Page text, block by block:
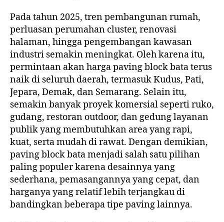
Pada tahun 2025, tren pembangunan rumah,
perluasan perumahan cluster, renovasi
halaman, hingga pengembangan kawasan
industri semakin meningkat. Oleh karena itu,
permintaan akan harga paving block bata terus
naik di seluruh daerah, termasuk Kudus, Pati,
Jepara, Demak, dan Semarang. Selain itu,
semakin banyak proyek komersial seperti ruko,
gudang, restoran outdoor, dan gedung layanan
publik yang membutuhkan area yang rapi,
kuat, serta mudah di rawat. Dengan demikian,
paving block bata menjadi salah satu pilihan
paling populer karena desainnya yang
sederhana, pemasangannya yang cepat, dan
harganya yang relatif lebih terjangkau di
bandingkan beberapa tipe paving lainnya.